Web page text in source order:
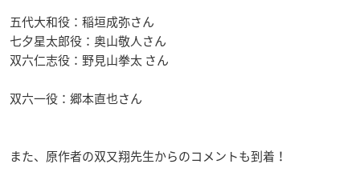
五代大和役：稲垣成弥さん
七夕星太郎役：奥山敬人さん
双六仁志役：野見山拳太 さん
双六一役：郷本直也さん
また、原作者の双又翔先生からのコメントも到着！